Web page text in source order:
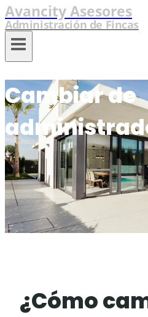
Avancity Asesores
Administración de Fincas
Cambiar de
¿Cómo